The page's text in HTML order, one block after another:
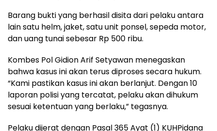
Barang bukti yang berhasil disita dari pelaku antara
lain satu helm, jaket, satu unit ponsel, sepeda motor,
dan uang tunai sebesar Rp 500 ribu.
Kombes Pol Gidion Arif Setyawan menegaskan
bahwa kasus ini akan terus diproses secara hukum.
“Kami pastikan kasus ini akan berlanjut. Dengan 10
laporan polisi yang tercatat, pelaku akan dihukum
sesuai ketentuan yang berlaku,” tegasnya.
Pelaku dijerat dengan Pasal 365 Ayat (1) KUHPidana